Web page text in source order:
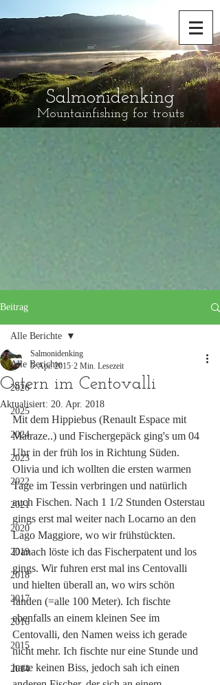
Salmonidenking
Mountainfishing for trouts
Beitrag
Alle Berichte
2026
2025
2024
2023
2022
2021
2020
2019
2018
2017
2016
2015
2014
Alle Berichte
Ostern im Centovalli
Salmonidenking
5. Apr. 2015 2 Min. Lesezeit
Aktualisiert: 20. Apr. 2018
Mit dem Hippiebus (Renault Espace mit
Matraze..) und Fischergepäck ging's um 04
Uhr in der früh los in Richtung Süden.
Olivia und ich wollten die ersten warmen
Tage im Tessin verbringen und natürlich
auch Fischen. Nach 1 1/2 Stunden Osterstau
gings erst mal weiter nach Locarno an den
Lago Maggiore, wo wir frühstückten.
Danach löste ich das Fischerpatent und los
gings. Wir fuhren erst mal ins Centovalli
und hielten überall an, wo wirs schön
fanden (=alle 100 Meter). Ich fischte
ebenfalls an einem kleinen See im
Centovalli, den Namen weiss ich gerade
nicht mehr. Ich fischte nur eine Stunde und
hatte keinen Biss, jedoch sah ich einen